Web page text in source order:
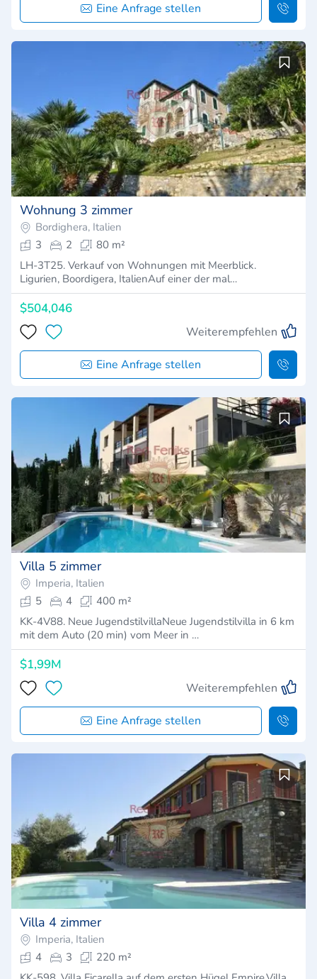
Eine Anfrage stellen
Wohnung 3 zimmer
Bordighera, Italien
3
2
80 m²
LH-3T25. Verkauf von Wohnungen mit Meerblick.
Ligurien, Boordigera, ItalienAuf einer der mal…
$504,046
Weiterempfehlen
Eine Anfrage stellen
Villa 5 zimmer
Imperia, Italien
5
4
400 m²
KK-4V88. Neue JugendstilvillaNeue Jugendstilvilla in 6 km
mit dem Auto (20 min) vom Meer in …
$1,99M
Weiterempfehlen
Eine Anfrage stellen
Villa 4 zimmer
Imperia, Italien
4
3
220 m²